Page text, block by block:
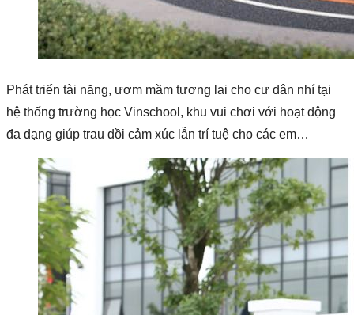
Phát triển tài năng, ươm mầm tương lai cho cư dân nhí tại
hệ thống trường học Vinschool, khu vui chơi với hoạt động
đa dạng giúp trau dồi cảm xúc lẫn trí tuệ cho các em…